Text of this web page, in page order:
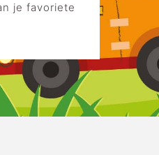
je favoriete